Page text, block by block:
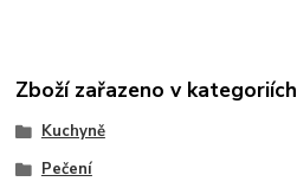
Zboží zařazeno v kategoriích
Kuchyně
Pečení